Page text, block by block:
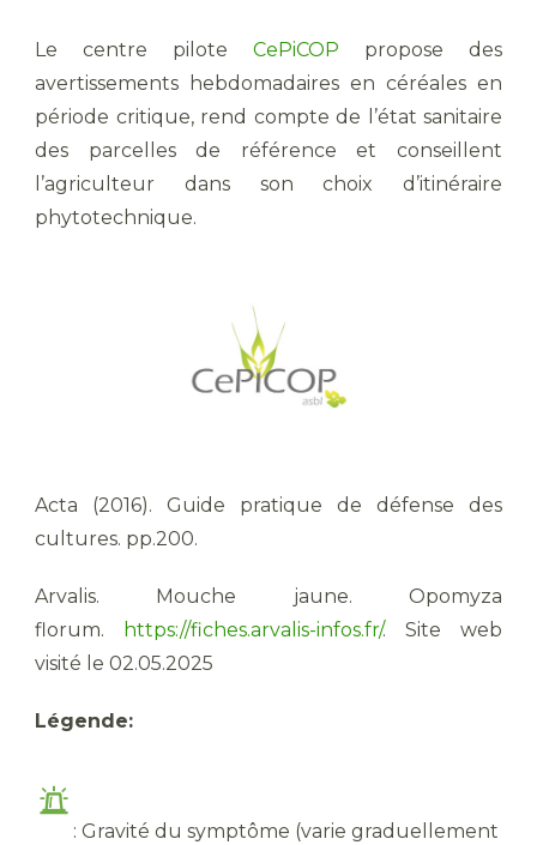
Le centre pilote CePiCOP propose des
avertissements hebdomadaires en céréales en
période critique, rend compte de l’état sanitaire
des parcelles de référence et conseillent
l’agriculteur dans son choix d’itinéraire
phytotechnique.
Acta (2016). Guide pratique de défense des
cultures. pp.200.
Arvalis. Mouche jaune. Opomyza
florum.
https://fiches.arvalis-infos.fr/. Site web
visité le 02.05.2025
Légende:
: Gravité du symptôme (varie graduellement